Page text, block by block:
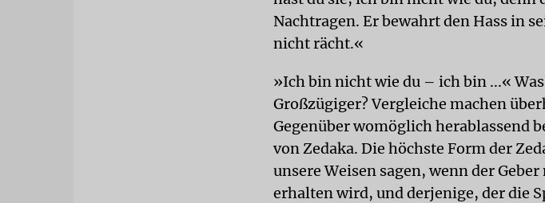
Nachtragen. Er bewahrt den Hass in
nicht rächt.«
»Ich bin nicht wie du – ich bin ...«
Großzügiger? Vergleiche machen
Gegenüber womöglich herablassend
von Zedaka. Die höchste Form der
unsere Weisen sagen, wenn der
erhalten wird, und derjenige, der die